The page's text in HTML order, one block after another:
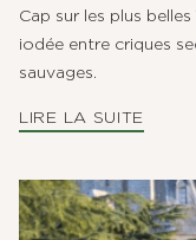
Cap sur les plus
iodée entre criques
sauvages.
LIRE LA SUITE